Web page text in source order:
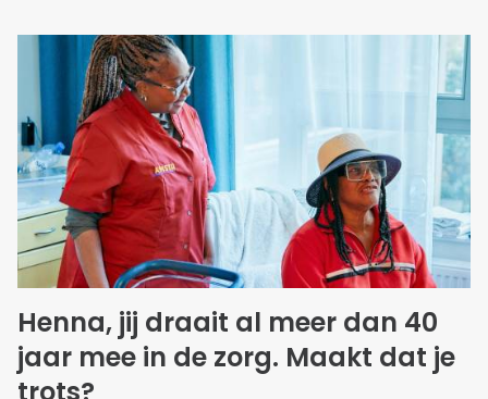
Henna, jij draait al meer dan 40
jaar mee in de zorg. Maakt dat je